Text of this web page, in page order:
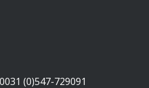
(0)547-729091